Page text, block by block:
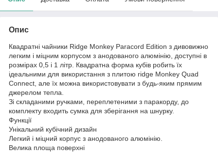
Опис
Квадратні чайники Ridge Monkey Paracord Edition з дивовижно
легким і міцним корпусом з анодованого алюмінію, доступні в
розмірах 0,5 і 1 літр. Квадратна форма кубів робить їх
ідеальними для використання з плитою ridge Monkey Quad
Connect, але їх можна використовувати з будь-яким прямим
джерелом тепла.
Зі складаними ручками, переплетеними з паракорду, до
комплекту входить сумка для зберігання на шнурку.
Функції
Унікальний кубічний дизайн
Легкий і міцний корпус з анодованого алюмінію.
Велика площа поверхні